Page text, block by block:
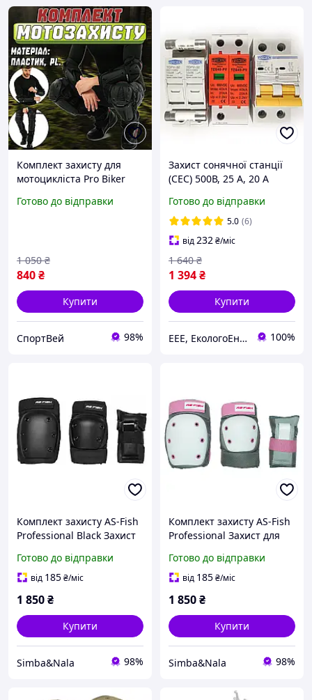
Комплект захисту для
мотоцикліста Pro Biker
налокітники мотозахисту
Готово до відправки
840₴
1 050 ₴
Купити
CпортВей 98%
Захист сонячної станції
(СЕС) 500В, 25 А, 20 А
інвертора,
блискавкозахист
Готово до відправки
5.0 (6)
від232₴/міс
1 394₴
1 640 ₴
Купити
EEE, ЕкологоЕнергоЕконом 100%
Комплект захисту AS-Fish
Professional Black Захист
спортивне
обмундирування
Готово до відправки
від 185₴/міс
1 850₴
Купити
Simba&Nala 98%
Комплект захисту AS-Fish
Professional Захист для
спортивне
обмундирування
Готово до відправки
від 185₴/міс
1 850₴
Купити
Simba&Nala 98%